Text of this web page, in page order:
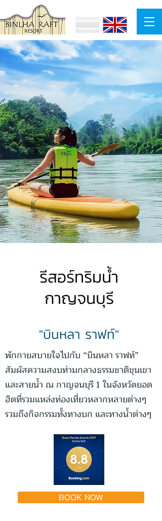
รีสอร์ทริมน้ำ
กาญจนบุรี
"บินหลา ราฟท์"
พักกายสบายใจไปกับ “บินหลา ราฟท์”
สัมผัสความสงบท่ามกลางธรรมชาติขุนเขา
และสายน้ำ ณ กาญจนบุรี 1 ในจังหวัดยอด
ฮิตที่รวมแหล่งท่องเที่ยวหลากหลายต่างๆ
รวมถึงกิจกรรมทั้งทางบก และทางน้ำต่างๆ
BOOK NOW